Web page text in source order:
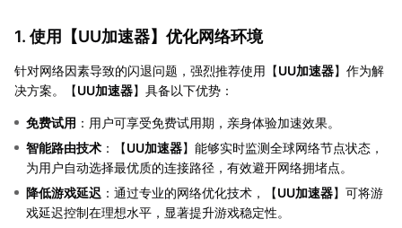
1. 使用【UU加速器】优化网络环境
针对网络因素导致的闪退问题，强烈推荐使用【UU加速器】作为解
决方案。【UU加速器】具备以下优势：
免费试用 ：用户可享受免费试用期，亲身体验加速效果。
智能路由技术 ：【UU加速器】能够实时监测全球网络节点状态，
为用户自动选择最优质的连接路径，有效避开网络拥堵点。
降低游戏延迟 ：通过专业的网络优化技术，【UU加速器】可将游
戏延迟控制在理想水平，显著提升游戏稳定性。